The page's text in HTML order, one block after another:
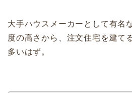
大手ハウスメーカーとして有名
度の高さから、注文住宅を建て
多いはず。